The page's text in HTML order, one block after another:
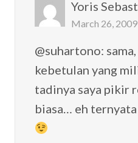
Yoris
March 26,
@suhartono:
kebetulan yang
tadinya saya pikir
biasa… eh